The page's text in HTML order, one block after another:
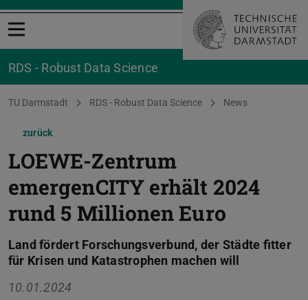
Menü öffnen
RDS - Robust Data Science
Sie befinden sich hier:
TU Darmstadt RDS - Robust Data Science News
zurück
LOEWE-Zentrum
emergenCITY erhält 2024
rund 5 Millionen Euro
Land fördert Forschungsverbund, der Städte fitter
für Krisen und Katastrophen machen will
10.01.2024